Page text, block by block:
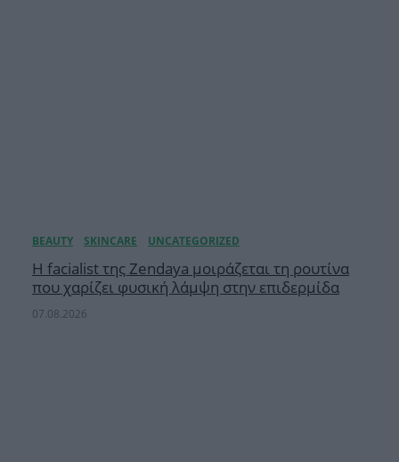
Η facialist της Zendaya μοιράζεται τη ρουτίνα
που χαρίζει φυσική λάμψη στην επιδερμίδα
07.08.2026